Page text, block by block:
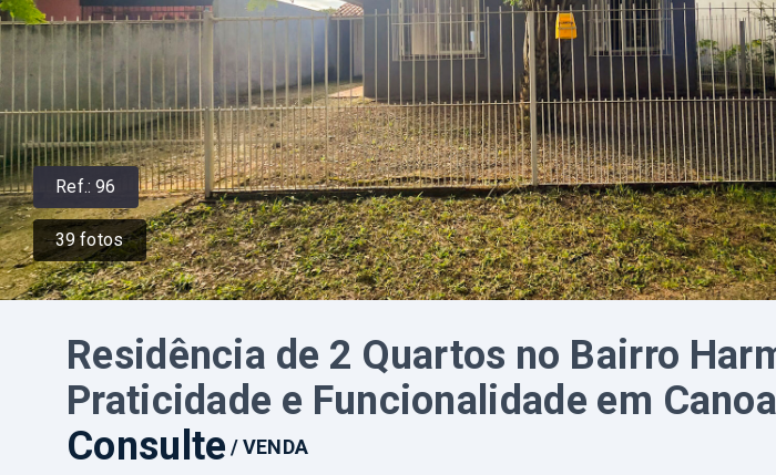
Ref.:96
39 fotos
Residência de 2 Quartos no Bairro
Praticidade e Funcionalidade em
Consulte /VENDA